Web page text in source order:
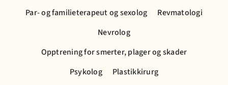
Par- og familieterapeut og sexolog
Revmatologi
Nevrolog
Opptrening for smerter, plager og skader
Psykolog
Plastikkirurg